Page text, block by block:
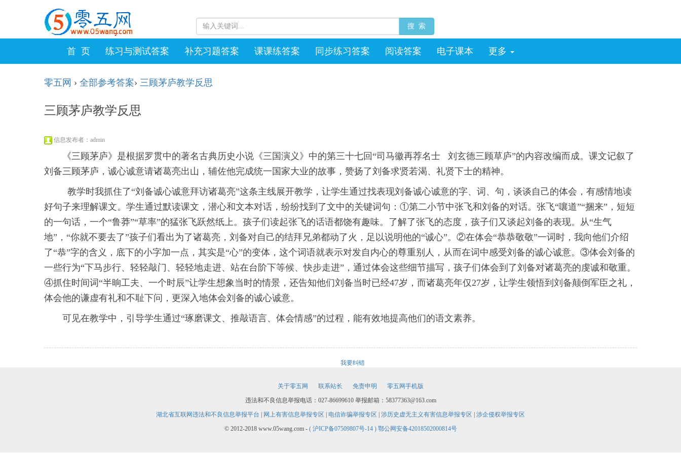
搜 索
首 页 练习与测试答案 补充习题答案 课课练答案 同步练习答案 阅读答案 电子课本 更多
零五网 › 全部参考答案› 三顾茅庐教学反思
三顾茅庐教学反思
信息发布者：admin
《三顾茅庐》是根据罗贯中的著名古典历史小说《三国演义》中的第三十七回“司马徽再荐名士 刘玄德三顾草庐”的内容改编而成。课文记叙了
刘备三顾茅庐，诚心诚意请诸葛亮出山，辅佐他完成统一国家大业的故事，赞扬了刘备求贤若渴、礼贤下士的精神。
教学时我抓住了“刘备诚心诚意拜访诸葛亮”这条主线展开教学，让学生通过找表现刘备诚心诚意的字、词、句，谈谈自己的体会，有感情地读
好句子来理解课文。学生通过默读课文，潜心和文本对话，纷纷找到了文中的关键词句：①第二小节中张飞和刘备的对话。张飞“嚷道”“捆来”，短短
的一句话，一个“鲁莽”“草率”的猛张飞跃然纸上。孩子们读起张飞的话语都饶有趣味。了解了张飞的态度，孩子们又谈起刘备的表现。从“生气
地”，“你就不要去了”孩子们看出为了诸葛亮，刘备对自己的结拜兄弟都动了火，足以说明他的“诚心”。②在体会“恭恭敬敬”一词时，我向他们介绍
了“恭”字的含义，底下的小字加一点，其实是“心”的变体，这个词语就表示对发自内心的尊重别人，从而在词中感受刘备的诚心诚意。③体会刘备的
一些行为“下马步行、轻轻敲门、轻轻地走进、站在台阶下等候、快步走进”，通过体会这些细节描写，孩子们体会到了刘备对诸葛亮的虔诚和敬重。
④抓住时间词“半晌工夫、一个时辰”让学生想象当时的情景，还告知他们刘备当时已经47岁，而诸葛亮年仅27岁，让学生领悟到刘备颠倒军臣之礼，
体会他的谦虚有礼和不耻下问，更深入地体会刘备的诚心诚意。
可见在教学中，引导学生通过“琢磨课文、推敲语言、体会情感”的过程，能有效地提高他们的语文素养。
我要纠错
关于零五网 联系站长 免责申明
零五网手机版
违法和不良信息举报电话：027-86699610 举报邮箱：58377363@163.com
湖北省互联网违法和不良信息举报平台
网上有害信息举报专区 电信诈骗举报专区 涉历史虚无主义有害信息举报专区
涉企侵权举报专区
© 2012-2018 www.05wang.com - ( 沪ICP备07509807号-14 ) 鄂公网安备42018502000814号